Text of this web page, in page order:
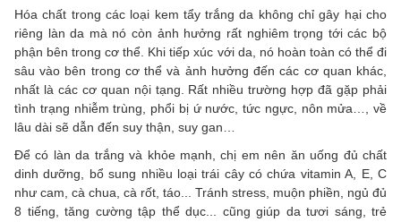
Hóa chất trong các loại kem tẩy trắng da không chỉ gây hại cho
riêng làn da mà nó còn ảnh hưởng rất nghiêm trọng tới các bộ
phận bên trong cơ thể. Khi tiếp xúc với da, nó hoàn toàn có thể đi
sâu vào bên trong cơ thể và ảnh hưởng đến các cơ quan khác,
nhất là các cơ quan nội tạng. Rất nhiều trường hợp đã gặp phải
tình trạng nhiễm trùng, phổi bị ứ nước, tức ngực, nôn mửa…, về
lâu dài sẽ dẫn đến suy thận, suy gan…
Để có làn da trắng và khỏe mạnh, chị em nên ăn uống đủ chất
dinh dưỡng, bổ sung nhiều loại trái cây có chứa vitamin A, E, C
như cam, cà chua, cà rốt, táo... Tránh stress, muộn phiền, ngủ đủ
8 tiếng, tăng cường tập thể dục... cũng giúp da tươi sáng, trẻ